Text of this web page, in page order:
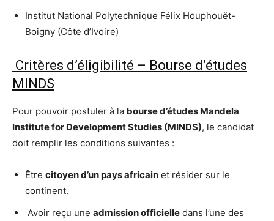
Institut National Polytechnique Félix Houphouët-
Boigny (Côte d’Ivoire)
Critères d’éligibilité – Bourse d’études
MINDS
Pour pouvoir postuler à la bourse d’études Mandela
Institute for Development Studies (MINDS), le candidat
doit remplir les conditions suivantes :
Être citoyen d’un pays africain et résider sur le
continent.
Avoir reçu une admission officielle dans l’une des